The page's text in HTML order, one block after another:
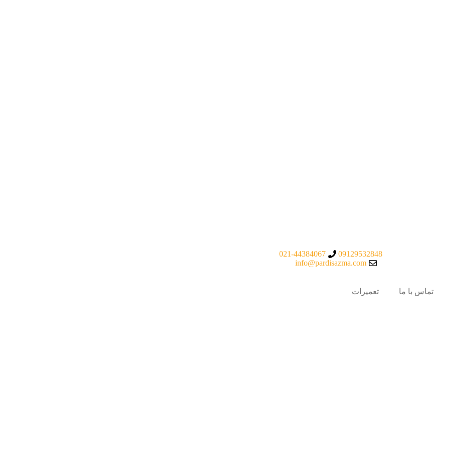
09129532848
021-44384067
info@pardisazma.com
تماس با ما تعمیرات